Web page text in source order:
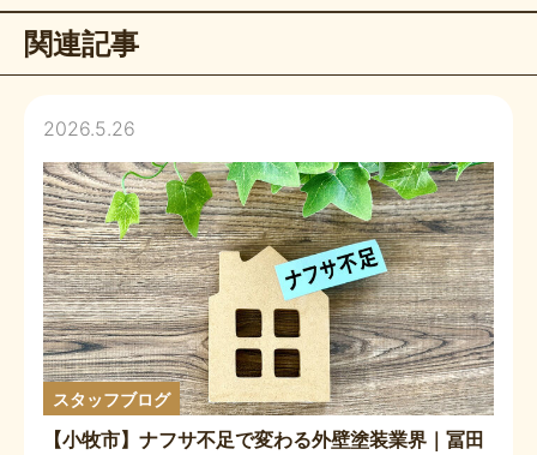
関連記事
2026.5.26
スタッフブログ
【小牧市】ナフサ不足で変わる外壁塗装業界｜冨田